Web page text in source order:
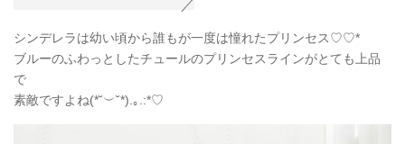
シンデレラは幼い頃から誰もが一度は憧れたプリンセス♡♡*
ブルーのふわっとしたチュールのプリンセスラインがとても上品
で
素敵ですよね(*˘︶˘*).｡.:*♡